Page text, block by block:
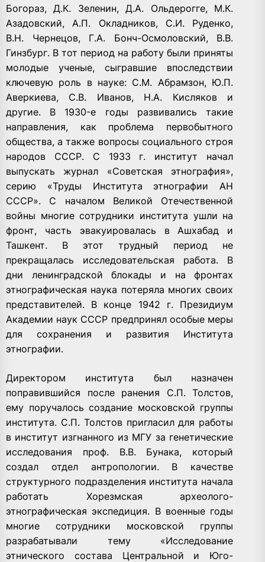
Богораз, Д.К. Зеленин, Д.А. Ольдерогге, М.К.
Азадовский, А.П. Окладников, С.И. Руденко,
В.Н. Чернецов, Г.А. Бонч-Осмоловский, В.В.
Гинзбург. В тот период на работу были приняты
молодые ученые, сыгравшие впоследствии
ключевую роль в науке: С.М. Абрамзон, Ю.П.
Аверкиева, С.В. Иванов, Н.А. Кисляков и
другие. В 1930-е годы развивались такие
направления, как проблема первобытного
общества, а также вопросы социального строя
народов СССР. С 1933 г. институт начал
выпускать журнал «Советская этнография»,
серию «Труды Института этнографии АН
СССР». С началом Великой Отечественной
войны многие сотрудники института ушли на
фронт, часть эвакуировалась в Ашхабад и
Ташкент. В этот трудный период не
прекращалась исследовательская работа. В
дни ленинградской блокады и на фронтах
этнографическая наука потеряла многих своих
представителей. В конце 1942 г. Президиум
Академии наук СССР предпринял особые меры
для сохранения и развития Института
этнографии.
Директором института был назначен
поправившийся после ранения С.П. Толстов,
ему поручалось создание московской группы
института. С.П. Толстов пригласил для работы
в институт изгнанного из МГУ за генетические
исследования проф. В.В. Бунака, который
создал отдел антропологии. В качестве
структурного подразделения института начала
работать Хорезмская археолого-
этнографическая экспедиция. В военные годы
многие сотрудники московской группы
разрабатывали тему «Исследование
этнического состава Центральной и Юго-